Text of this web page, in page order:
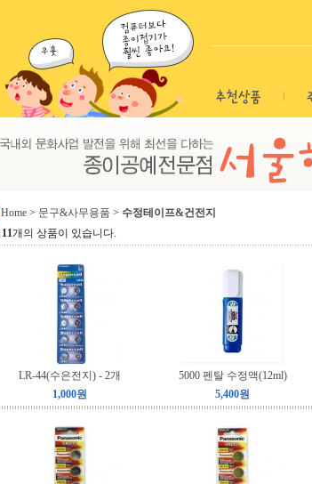
Home > 문구&사무용품 > 수정테이프&건전지
11개의 상품이 있습니다.
LR-44(수은전지) - 2개
1,000원
5000 펜탈 수정액(12ml)
5,400원